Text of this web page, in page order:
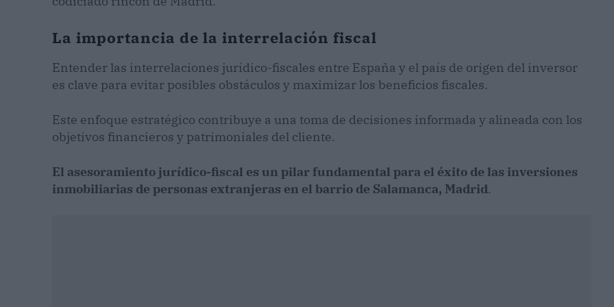
La importancia de la interrelación fiscal
Entender las interrelaciones jurídico-fiscales entre España y el país de origen del inversor
es clave para evitar posibles obstáculos y maximizar los beneficios fiscales.
Este enfoque estratégico contribuye a una toma de decisiones informada y alineada con los
objetivos financieros y patrimoniales del cliente.
El asesoramiento jurídico-fiscal es un pilar fundamental para el éxito de las inversiones
inmobiliarias de personas extranjeras en el barrio de Salamanca, Madrid.